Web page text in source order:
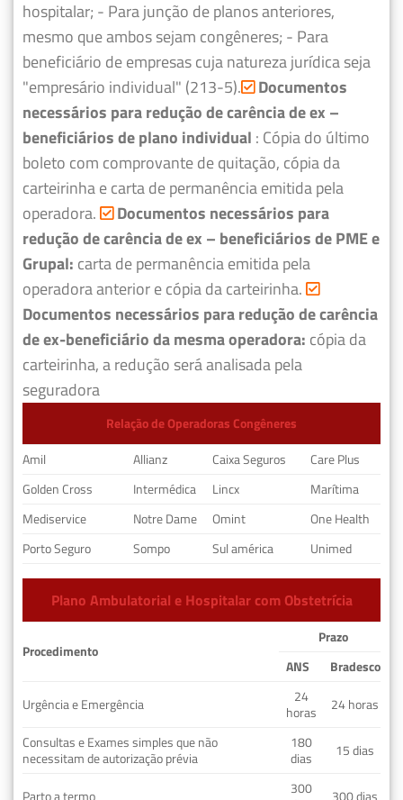
hospitalar; - Para junção de planos anteriores,
mesmo que ambos sejam congêneres; - Para
beneficiário de empresas cuja natureza jurídica seja
"empresário individual" (213-5). Documentos
necessários para redução de carência de ex –
beneficiários de plano individual : Cópia do último
boleto com comprovante de quitação, cópia da
carteirinha e carta de permanência emitida pela
operadora.
Documentos necessários para
redução de carência de ex – beneficiários de PME e
Grupal: carta de permanência emitida pela
operadora anterior e cópia da carteirinha.
Documentos necessários para redução de carência
de ex-beneficiário da mesma operadora: cópia da
carteirinha, a redução será analisada pela
seguradora
Relação de Operadoras Congêneres
Amil
Allianz Caixa Seguros
Care Plus
Golden Cross
Intermédica Lincx
Marítima
Mediservice
Notre Dame Omint
One Health
Porto Seguro
Sompo Sul américa Unimed
Plano Ambulatorial e Hospitalar com Obstetrícia
Procedimento
Prazo
ANS
Bradesco
Urgência e Emergência
24
horas
24 horas
Consultas e Exames simples que não
necessitam de autorização prévia
180
dias
15 dias
Parto a termo
300
300 dias